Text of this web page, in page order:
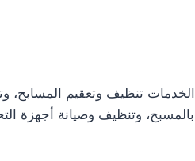
تنظيف وتعقيم المسابح،
وتنظيف وصيانة أجهزة